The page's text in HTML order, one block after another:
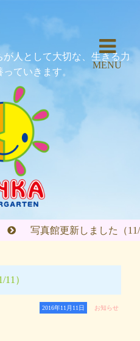
人として大切な、生きる力
ていきます。
MENU
写真館更新しました（
）
2016年11月11日 お知らせ